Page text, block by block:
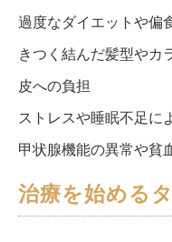
過度なダイエットや偏
きつく結んだ髪型やカ
皮への負担
ストレスや睡眠不足に
甲状腺機能の異常や貧
治療を始める